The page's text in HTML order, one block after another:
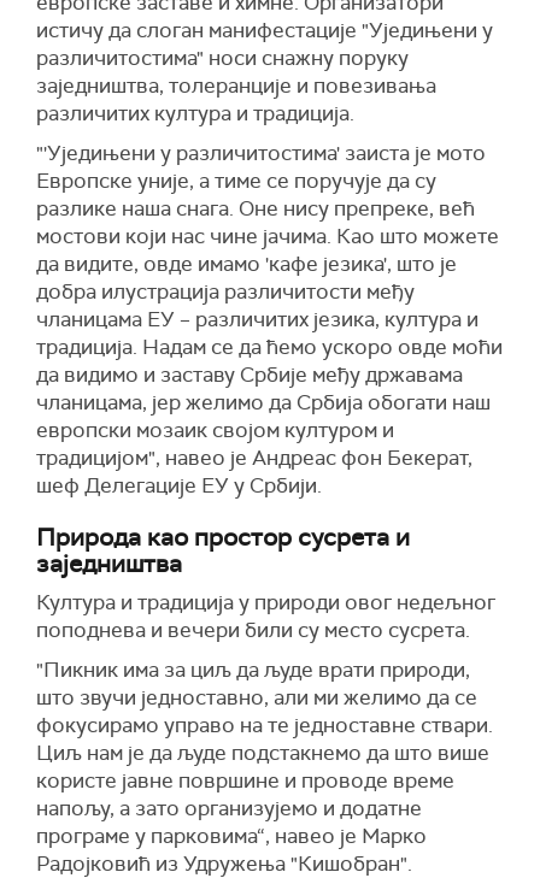
истичу да слоган манифестације "Уједињени у
различитостима" носи снажну поруку
заједништва, толеранције и повезивања
различитих култура и традиција.
"'Уједињени у различитостима' заиста је мото
Европске уније, а тиме се поручује да су
разлике наша снага. Оне нису препреке, већ
мостови који нас чине јачима. Као што можете
да видите, овде имамо 'кафе језика', што је
добра илустрација различитости међу
чланицама ЕУ – различитих језика, култура и
традиција. Надам се да ћемо ускоро овде моћи
да видимо и заставу Србије међу државама
чланицама, јер желимо да Србија обогати наш
европски мозаик својом културом и
традицијом", навео је Андреас фон Бекерат,
шеф Делегације ЕУ у Србији.
Природа као простор сусрета и
заједништва
Култура и традиција у природи овог недељног
поподнева и вечери били су место сусрета.
"Пикник има за циљ да људе врати природи,
што звучи једноставно, али ми желимо да се
фокусирамо управо на те једноставне ствари.
Циљ нам је да људе подстакнемо да што више
користе јавне површине и проводе време
напољу, а зато организујемо и додатне
програме у парковима“, навео је Марко
Радојковић из Удружења "Кишобран".